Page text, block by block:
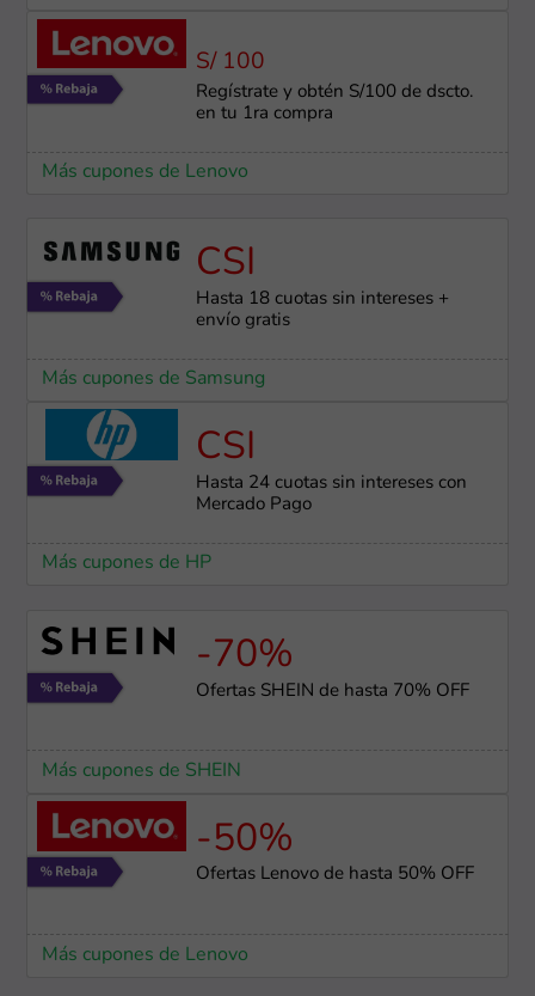
S/ 100
Regístrate y obtén S/100 de dscto.
en tu 1ra compra
Más cupones de Lenovo
CSI
Hasta 18 cuotas sin intereses +
envío gratis
Más cupones de Samsung
CSI
Hasta 24 cuotas sin intereses con
Mercado Pago
Más cupones de HP
-70%
Ofertas SHEIN de hasta 70% OFF
Más cupones de SHEIN
-50%
Ofertas Lenovo de hasta 50% OFF
Más cupones de Lenovo